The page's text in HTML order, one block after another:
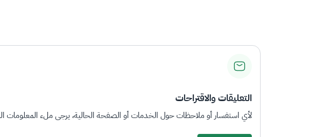
التعليقات والاقتراحات
لأي استفسار أو ملاحظات حول الخدمات أو الصفحة الحالية، يرجى ملء المعلومات